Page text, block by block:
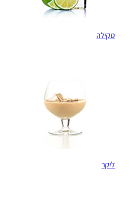
טקילה
ליקר